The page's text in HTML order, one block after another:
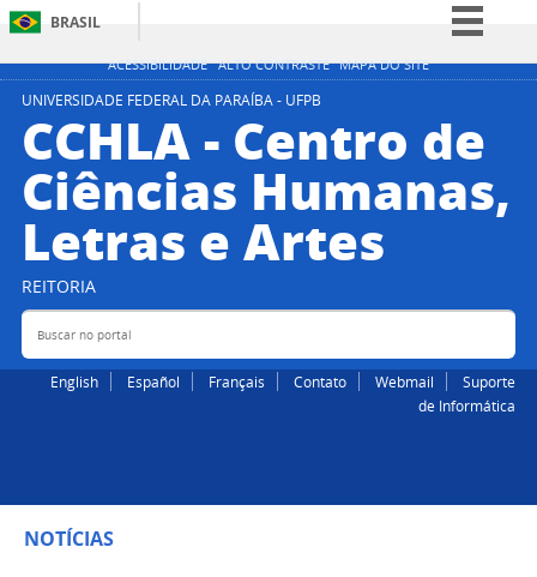
ACESSIBILIDADE ALTO CONTRASTE MAPA DO SITE
BRASIL
Simplifique!
Participe
Legislação
Canais
UNIVERSIDADE FEDERAL DA PARAÍBA - UFPB
CCHLA - Centro de
Ciências Humanas,
Letras e Artes
REITORIA
Buscar no portal
English Español Français Contato Webmail
Suporte
de Informática
NOTÍCIAS